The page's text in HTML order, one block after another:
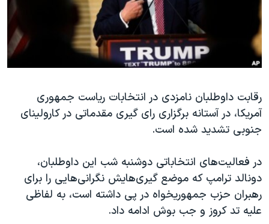
حقوق شهروندی
اسرائیل در جنگ
گالری عکس
انتخابات ریاست جمهوری آمریکا ۲۰۲۴
حمله جمهوری اسلامی به اسرائیل
ورزش زنان در ایران
اعتراضات زن، زندگی، آزادی
تریبونال مردمی آبان ۹۸
دادگاه حمید نوری
چهل سال گروگان‌گیری
زبانهای مختلف
رقابت داوطلبان نامزدی در انتخابات ریاست جمهوری
آمریکا، در آستانه برگزاری رای گیری مقدماتی در کارولینای
جنوبی تشدید شده است.
در فعالیت‌های انتخاباتی دوشنبه شب این داوطلبان،
دونالد ترامپ که موضع گیری‌هایش نگرانی‌هایی را برای
رهبران حزب جمهوریخواه در پی داشته است، به لفاظی
علیه تد کروز و جب بوش ادامه داد.